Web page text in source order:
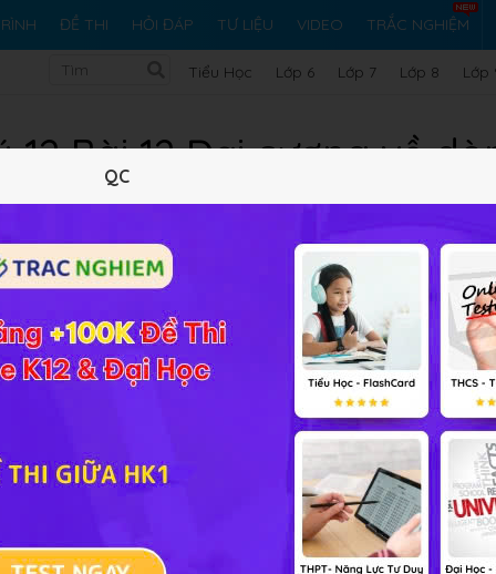
ĐỀ THI HỎI ĐÁP TƯ LIỆU VIDEO TRẮC NGHIỆM
Tiểu Học Lớp 6 Lớp 7 Lớp 8 Lớp
12 Bài 12 Đại cương về
về dòng điện xoay chiều
online đầy đủ đáp án và lời giải
đều với vận tốc 20 vòng trong một giây. Khung
của khung vuông góc với các đường cảm ứng
dây.
QC